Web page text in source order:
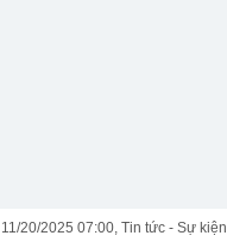
11/20/2025 07:00, Tin tức - Sự kiện